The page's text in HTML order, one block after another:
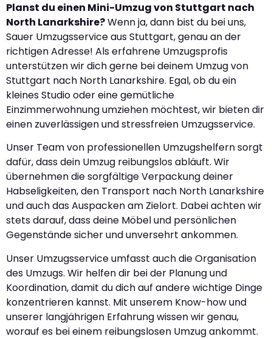
Planst du einen Mini-Umzug von Stuttgart nach
North Lanarkshire?Wenn ja, dann bist du bei uns,
Sauer Umzugsservice aus Stuttgart, genau an der
richtigen Adresse! Als erfahrene Umzugsprofis
unterstützen wir dich gerne bei deinem Umzug von
Stuttgart nach North Lanarkshire. Egal, ob du ein
kleines Studio oder eine gemütliche
Einzimmerwohnung umziehen möchtest, wir bieten dir
einen zuverlässigen und stressfreien Umzugsservice.
Unser Team von professionellen Umzugshelfern sorgt
dafür, dass dein Umzug reibungslos abläuft. Wir
übernehmen die sorgfältige Verpackung deiner
Habseligkeiten, den Transport nach North Lanarkshire
und auch das Auspacken am Zielort. Dabei achten wir
stets darauf, dass deine Möbel und persönlichen
Gegenstände sicher und unversehrt ankommen.
Unser Umzugsservice umfasst auch die Organisation
des Umzugs. Wir helfen dir bei der Planung und
Koordination, damit du dich auf andere wichtige Dinge
konzentrieren kannst. Mit unserem Know-how und
unserer langjährigen Erfahrung wissen wir genau,
worauf es bei einem reibungslosen Umzug ankommt.